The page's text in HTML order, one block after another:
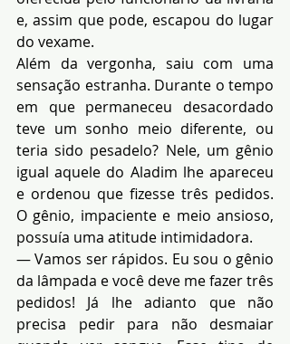
e, assim que pode, escapou do lugar
do vexame.
Além da vergonha, saiu com uma
sensação estranha. Durante o tempo
em que permaneceu desacordado
teve um sonho meio diferente, ou
teria sido pesadelo? Nele, um gênio
igual aquele do Aladim lhe apareceu
e ordenou que fizesse três pedidos.
O gênio, impaciente e meio ansioso,
possuía uma atitude intimidadora.
— Vamos ser rápidos. Eu sou o gênio
da lâmpada e você deve me fazer três
pedidos! Já lhe adianto que não
precisa pedir para não desmaiar